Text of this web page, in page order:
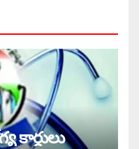
కార్డులు